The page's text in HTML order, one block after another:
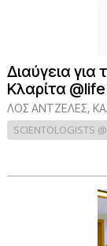
Διαύγεια
Κλαρίτα @life
ΛΟΣ ΆΝΤΖΕΛΕΣ,
SCIENTOLOGISTS